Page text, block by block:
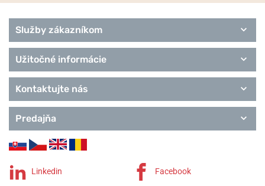
Remienky Biatec
Služby zákazníkom
Užitočné informácie
Kontaktujte nás
Predajňa
Linkedin Facebook